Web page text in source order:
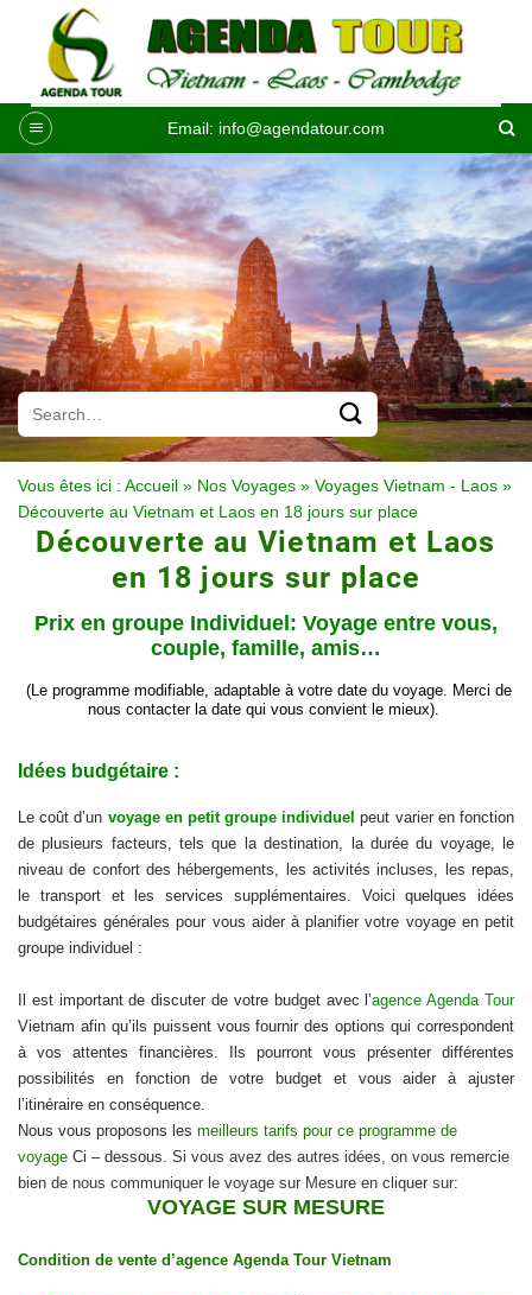
contenu
Email: info@agendatour.com
Vous êtes ici : Accueil » Nos Voyages » Voyages Vietnam - Laos »
Découverte au Vietnam et Laos en 18 jours sur place
Découverte au Vietnam et Laos
en 18 jours sur place
Prix en groupe Individuel: Voyage entre vous,
couple, famille, amis…
(Le programme modifiable, adaptable à votre date du voyage. Merci de
nous contacter la date qui vous convient le mieux).
Idées budgétaire :
Le coût d’un voyage en petit groupe individuel peut varier en fonction
de plusieurs facteurs, tels que la destination, la durée du voyage, le
niveau de confort des hébergements, les activités incluses, les repas,
le transport et les services supplémentaires. Voici quelques idées
budgétaires générales pour vous aider à planifier votre voyage en petit
groupe individuel :
Il est important de discuter de votre budget avec l’agence Agenda Tour
Vietnam afin qu’ils puissent vous fournir des options qui correspondent
à vos attentes financières. Ils pourront vous présenter différentes
possibilités en fonction de votre budget et vous aider à ajuster
l’itinéraire en conséquence.
Nous vous proposons les meilleurs tarifs pour ce programme de
voyage Ci – dessous Si vous avez des autres idées, on vous remercie
bien de nous communiquer le voyage sur Mesure en cliquer sur:
VOYAGE SUR MESURE
Condition de vente d’agence Agenda Tour Vietnam